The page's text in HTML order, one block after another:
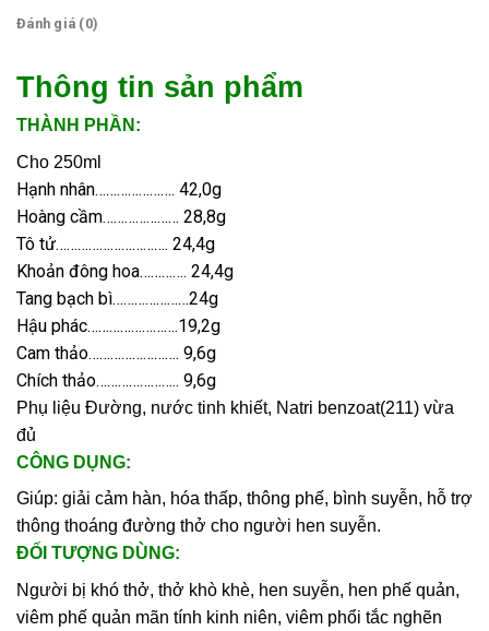
Đánh giá (0)
Thông tin sản phẩm
THÀNH PHẦN:
Cho 250ml
Hạnh nhân…………………. 42,0g
Hoàng cầm………………… 28,8g
Tô tử…………………………. 24,4g
Khoản đông hoa…………. 24,4g
Tang bạch bì…………………24g
Hậu phác…………………….19,2g
Cam thảo……………………. 9,6g
Chích thảo………………….. 9,6g
Phụ liệu Đường, nước tinh khiết, Natri benzoat(211) vừa
đủ
CÔNG DỤNG:
Giúp: giải cảm hàn, hóa thấp, thông phế, bình suyễn, hỗ trợ
thông thoáng đường thở cho người hen suyễn.
ĐỐI TƯỢNG DÙNG:
Người bị khó thở, thở khò khè, hen suyễn, hen phế quản,
viêm phế quản mãn tính kinh niên, viêm phổi tắc nghẽn